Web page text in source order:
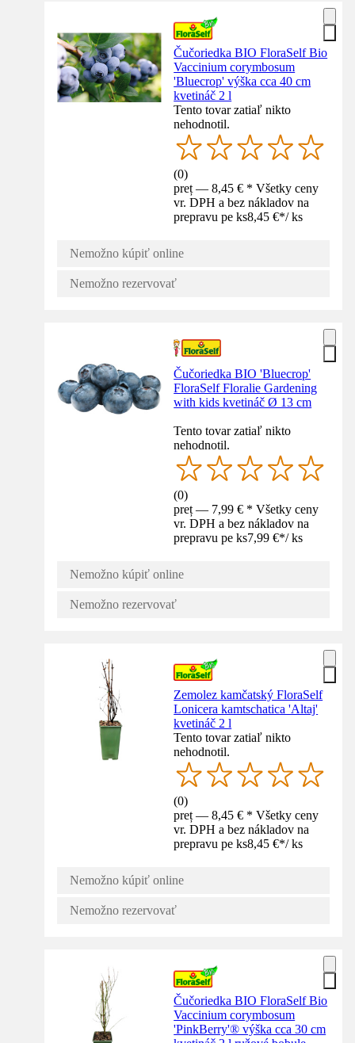
Čučoriedka BIO FloraSelf Bio
Vaccinium corymbosum
'Bluecrop' výška cca 40 cm
kvetináč 2 l
Tento tovar zatiaľ nikto
nehodnotil.
(0)
preț — 8,45 € * Všetky ceny
vr. DPH a bez nákladov na
prepravu pe ks8,45 €*/ ks
Nemožno kúpiť online
Nemožno rezervovať
Čučoriedka BIO 'Bluecrop'
FloraSelf Floralie Gardening
with kids kvetináč Ø 13 cm
Tento tovar zatiaľ nikto
nehodnotil.
(0)
preț — 7,99 € * Všetky ceny
vr. DPH a bez nákladov na
prepravu pe ks7,99 €*/ ks
Nemožno kúpiť online
Nemožno rezervovať
Zemolez kamčatský FloraSelf
Lonicera kamtschatica 'Altaj'
kvetináč 2 l
Tento tovar zatiaľ nikto
nehodnotil.
(0)
preț — 8,45 € * Všetky ceny
vr. DPH a bez nákladov na
prepravu pe ks8,45 €*/ ks
Nemožno kúpiť online
Nemožno rezervovať
Čučoriedka BIO FloraSelf Bio
Vaccinium corymbosum
'PinkBerry'® výška cca 30 cm